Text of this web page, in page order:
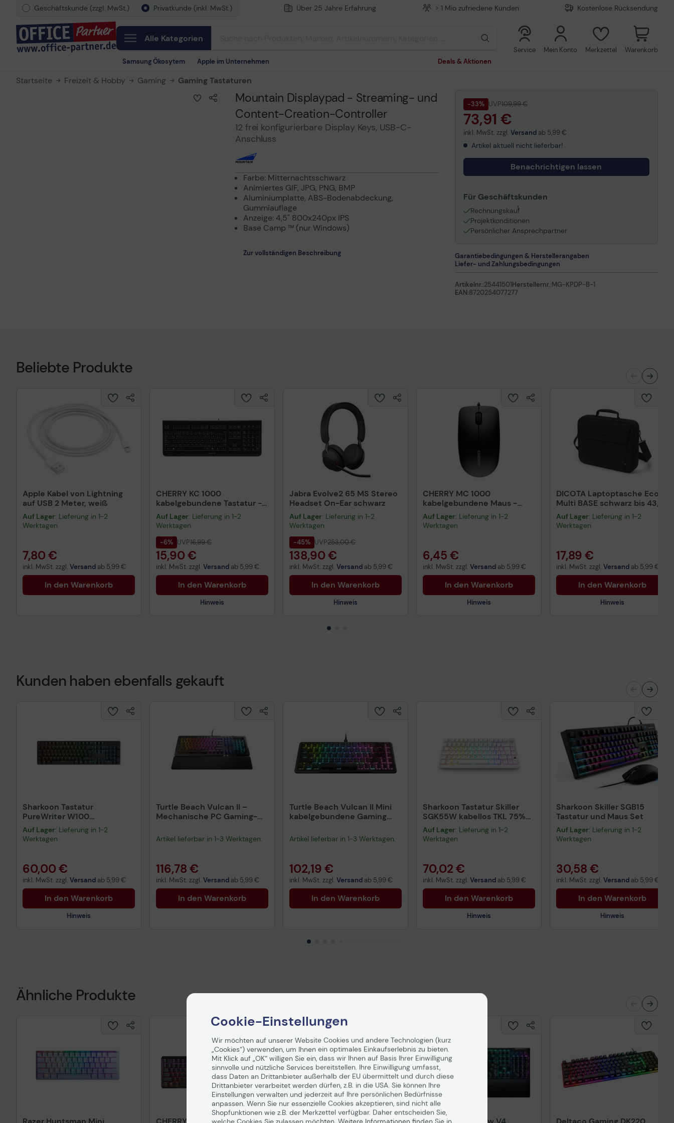
Geschäftskunde (zzgl. MwSt.) Privatkunde (inkl. MwSt.) Über 25 Jahre Erfahrung > 1 Mio zufriedene Kunden Kostenlose Rücksendung
Alle Kategorien
Samsung Ökosytem Apple im Unternehmen Deals & Aktionen
Service Mein Konto Merkzettel Warenkorb
Startseite Freizeit & Hobby Gaming Gaming Tastaturen
Mountain Displaypad - Streaming- und
Content-Creation-Controller
12 frei konfigurierbare Display Keys, USB-C-
Anschluss
Farbe: Mitternachtsschwarz
Animiertes GIF, JPG, PNG, BMP
Aluminiumplatte, ABS-Bodenabdeckung,
Gummiauflage
Anzeige: 4,5" 800x240px IPS
Base Camp ™ (nur Windows)
Zur vollständigen Beschreibung
-33% UVP109,99 €
73,91 €
inkl. MwSt. zzgl. Versandab 5,99 €
Artikel aktuell nicht lieferbar!
Benachrichtigen lassen
Für Geschäftskunden
Rechnungskauf
1
Projektkonditionen
Persönlicher Ansprechpartner
Garantiebedingungen & Herstellerangaben
Liefer- und Zahlungsbedingungen
Artikelnr.:25441501Herstellernr.:MG-KPDP-B-1
EAN:8720254077277
Beliebte Produkte
Apple Kabel von Lightning
auf USB 2 Meter, weiß
Auf Lager: Lieferung in 1-2
Werktagen
7,80 €
inkl. MwSt. zzgl. Versand ab 5,99 €
In den Warenkorb
CHERRY KC 1000
kabelgebundene Tastatur -
QWERTZ DE - schwarz
Auf Lager: Lieferung in 1-2
Werktagen
-6% UVP16,99 €
15,90 €
inkl. MwSt. zzgl. Versand ab 5,99 €
In den Warenkorb
Hinweis
Technisches Produktdatenblatt
Jabra Evolve2 65 MS Stereo
Headset On-Ear schwarz
Auf Lager: Lieferung in 1-2
Werktagen
-45% UVP253,00 €
138,90 €
inkl. MwSt. zzgl. Versand ab 5,99 €
In den Warenkorb
Hinweis
CHERRY MC 1000
kabelgebundene Maus -
schwarz
Auf Lager: Lieferung in 1-2
Werktagen
6,45 €
inkl. MwSt. zzgl. Versand ab 5,99 €
In den Warenkorb
Hinweis
DICOTA Laptoptasche Eco
Multi BASE schwarz bis 43,9
cm (17,3 Zoll)
Auf Lager: Lieferung in 1-2
Werktagen
17,89 €
inkl. MwSt. zzgl. Versand ab 5,99 €
In den Warenkorb
Hinweis
Kunden haben ebenfalls gekauft
Sharkoon Tastatur
PureWriter W100
mechanisch kabelgebunden
schwarz
Auf Lager: Lieferung in 1-2
Werktagen
60,00 €
inkl. MwSt. zzgl. Versand ab 5,99 €
In den Warenkorb
Hinweis
Turtle Beach Vulcan II –
Mechanische PC Gaming-
Artikel lieferbar in 1-3 Werktagen.
116,78 €
inkl. MwSt. zzgl. Versand ab 5,99 €
In den Warenkorb
Turtle Beach Vulcan II Mini
kabelgebundene Gaming
schwarz
Artikel lieferbar in 1-3 Werktagen.
102,19 €
inkl. MwSt. zzgl. Versand ab 5,99 €
In den Warenkorb
Sharkoon Tastatur Skiller
SGK55W kabellos TKL 75%
weiß Linear, DE-Layout
Auf Lager: Lieferung in 1-2
Werktagen
70,02 €
inkl. MwSt. zzgl. Versand ab 5,99 €
In den Warenkorb
Hinweis
Sharkoon Skiller SGB15
Tastatur und Maus Set
Auf Lager: Lieferung in 1-2
Werktagen
30,58 €
inkl. MwSt. zzgl. Versand ab 5,99 €
In den Warenkorb
Hinweis
Ähnliche Produkte
Cookie-Einstellungen
Wir möchten auf unserer Website Cookies und andere Technologien (kurz
„Cookies“) verwenden, um Ihnen ein optimales Einkaufserlebnis zu bieten.
Mit Klick auf „OK“ willigen Sie ein, dass wir Ihnen auf Basis Ihrer Einwilligung
sinnvolle und nützliche Services bereitstellen. Ihre Einwilligung umfasst,
dass Daten an Drittanbieter außerhalb der EU übermittelt und durch diese
Drittanbieter verarbeitet werden dürfen, z.B. in die USA. Sie können Ihre
Einstellungen verwalten und jederzeit auf Ihre persönlichen Bedürfnisse
anpassen. Wenn Sie nur essenzielle Cookies akzeptieren, sind nicht alle
Shopfunktionen wie z.B. der Merkzettel verfügbar. Daher entscheiden Sie,